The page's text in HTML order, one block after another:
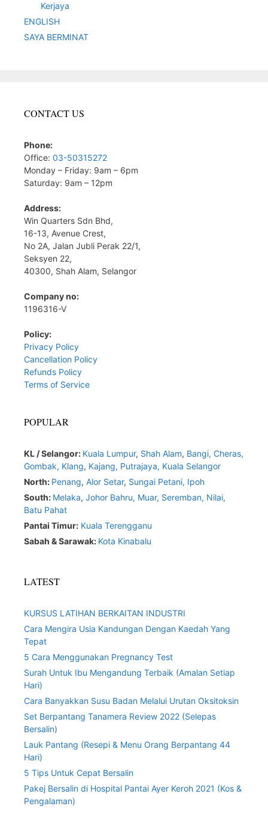
Kerjaya
ENGLISH
SAYA BERMINAT
CONTACT US
Phone:
Office: 03-50315272
Monday – Friday: 9am – 6pm
Saturday: 9am – 12pm
Address:
Win Quarters Sdn Bhd,
16-13, Avenue Crest,
No 2A, Jalan Jubli Perak 22/1,
Seksyen 22,
40300, Shah Alam, Selangor
Company no:
1196316-V
Policy:
Privacy Policy
Cancellation Policy
Refunds Policy
Terms of Service
POPULAR
KL / Selangor: Kuala Lumpur, Shah Alam, Bangi, Cheras,
Gombak, Klang, Kajang, Putrajaya, Kuala Selangor
North: Penang, Alor Setar, Sungai Petani, Ipoh
South: Melaka, Johor Bahru, Muar, Seremban, Nilai,
Batu Pahat
Pantai Timur: Kuala Terengganu
Sabah & Sarawak: Kota Kinabalu
LATEST
KURSUS LATIHAN BERKAITAN INDUSTRI
Cara Mengira Usia Kandungan Dengan Kaedah Yang
Tepat
5 Cara Menggunakan Pregnancy Test
Surah Untuk Ibu Mengandung Terbaik (Amalan Setiap
Hari)
Cara Banyakkan Susu Badan Melalui Urutan Oksitoksin
Set Berpantang Tanamera Review 2022 (Selepas
Bersalin)
Lauk Pantang (Resepi & Menu Orang Berpantang 44
Hari)
5 Tips Untuk Cepat Bersalin
Pakej Bersalin di Hospital Pantai Ayer Keroh 2021 (Kos &
Pengalaman)